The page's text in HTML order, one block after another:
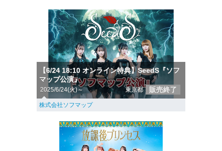
【6/24 18:10 オンライン特典】SeedS『ソフ
マップ公演』
2025/6/24(火)～ 東京都 販売終了
株式会社ソフマップ